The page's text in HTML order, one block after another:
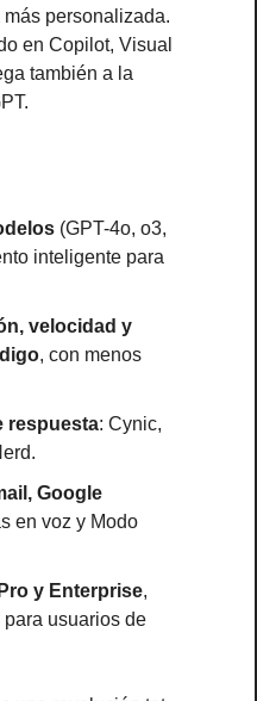
personalizada.
en Copilot, Visual
también a la
(GPT-4o, o3,
inteligente para
velocidad y
, con menos
respuesta: Cynic,
Google
en voz y Modo
y Enterprise,
usuarios de